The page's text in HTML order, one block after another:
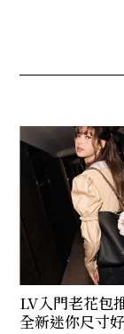
LV入門老花包
全新迷你尺寸